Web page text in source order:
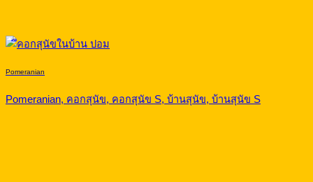
Pomeranian
Pomeranian, คอกสุนัข, คอกสุนัข S, บ้านสุนัข, บ้านสุนัข S